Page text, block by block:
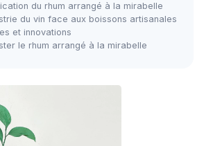
du rhum arrangé à la mirabelle
du vin face aux boissons artisanales
et innovations
le rhum arrangé à la mirabelle